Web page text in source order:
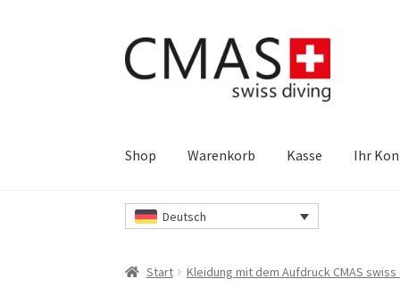
Zur
Navigation
Zum
Inhalt
Shop Warenkorb Kasse Ihr
Start Datenschutzerklärung Ihr Konto
Deutsch
Start Kleidung mit dem Aufdruck CMAS